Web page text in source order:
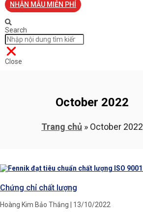
NHẬN MẪU MIỄN PHÍ
Search
Close
October 2022
Trang chủ » October 2022
Chứng chỉ chất lượng
Hoàng Kim Bảo Thắng 13/10/2022